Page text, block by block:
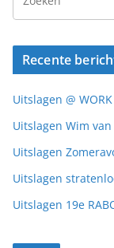
Recente
Uitslagen @
Uitslagen Wim
Uitslagen
Uitslagen
Uitslagen 19e